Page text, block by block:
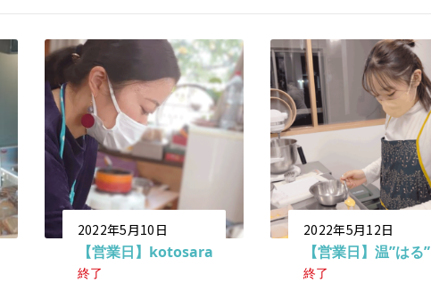
2022年5月10日
【営業日】kotosara
終了
2022年5月12日
【営業日】温”はる”
終了